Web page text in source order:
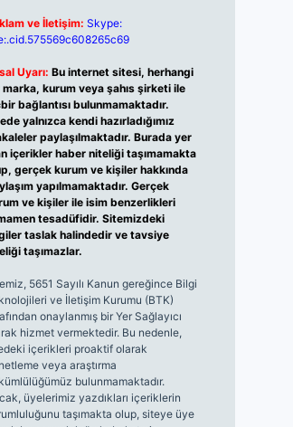
ve İletişim: Skype:
Uyarı: Bu internet sitesi, herhangi
kurum veya şahıs şirketi ile
bağlantısı bulunmamaktadır.
yalnızca kendi hazırladığımız
paylaşılmaktadır. Burada yer
içerikler haber niteliği taşımamakta
gerçek kurum ve kişiler hakkında
yapılmamaktadır. Gerçek
ve kişiler ile isim benzerlikleri
tesadüfidir. Sitemizdeki
taslak halindedir ve tavsiye
taşımazlar.
5651 Sayılı Kanun gereğince Bilgi
ve İletişim Kurumu (BTK)
onaylanmış bir Yer Sağlayıcı
hizmet vermektedir. Bu nedenle,
içerikleri proaktif olarak
veya araştırma
bulunmamaktadır.
üyelerimiz yazdıkları içeriklerin
taşımakta olup, siteye üye